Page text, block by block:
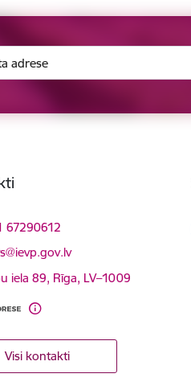
67290612
iela 89, Rīga, LV–1009
Visi kontakti